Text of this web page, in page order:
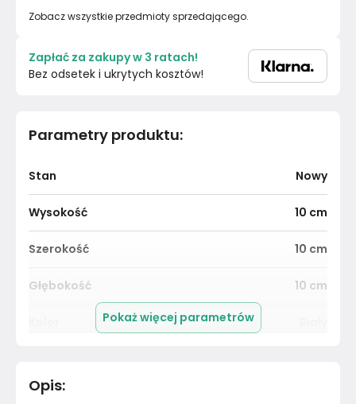
Parametry produktu:
Stan Nowy
Wysokość 10 cm
Szerokość 10 cm
Głębokość 10 cm
Materiał
Pokaż więcej parametrów
Opis:
Zobacz wszystkie przedmioty sprzedającego.
Zapłać za zakupy w 3 ratach!
Bez odsetek i ukrytych kosztów!